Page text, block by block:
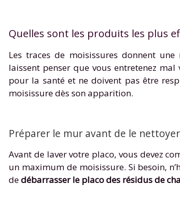
Quelles sont les produits les plus
Les traces de moisissures donnent
laissent penser que vous entretenez
pour la santé et ne doivent pas être
moisissure dès son apparition.
Préparer le mur avant de le nettoyer
Avant de laver votre placo, vous devez
un maximum de moisissure. Si besoin,
dedébarrasser le placo des résidus de